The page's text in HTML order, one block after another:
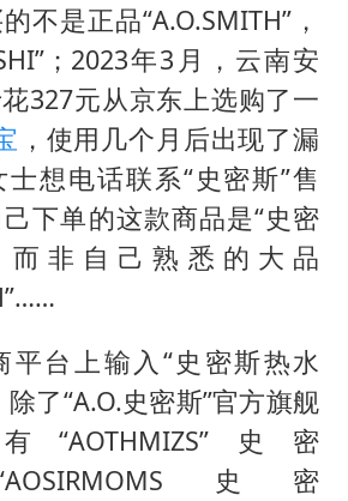
不是正品“A.O.SMITH”，
；2023年3月，云南安
327元从京东上选购了一
，使用几个月后出现了漏
想电话联系“史密斯”售
下单的这款商品是“史密
而非自己熟悉的大品
平台上输入“史密斯热水
了“A.O.史密斯”官方旗舰
史密
史密